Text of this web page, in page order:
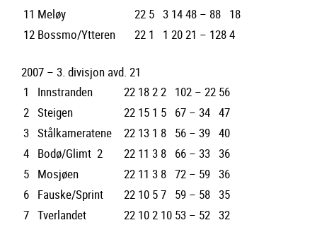
11 Meløy 22 5 3 1448 – 88 18
12 Bossmo/Ytteren 22 1 1 2021 – 1284
2007 – 3. divisjon avd. 21
1
Innstranden 22 1822 102 – 22 56
2 Steigen 22 15 1 5 67 – 34 47
3 Stålkameratene 22 13 1 8 56 – 39 40
4 Bodø/Glimt 2 22 11 3 8 66 – 33 36
5 Mosjøen 22 11 3 8 72 – 59 36
6 Fauske/Sprint 22 10 57 59 – 58 35
7 Tverlandet 22 102 10 53 – 52 32